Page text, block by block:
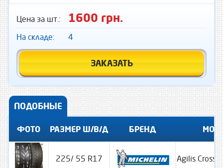
Цена за шт.: 1600 грн.
На складе: 4
ЗАКАЗАТЬ
ПОДОБНЫЕ
ФОТО РАЗМЕР Ш/В/Д БРЕНД
225/ 55 R17 Agilis Cross